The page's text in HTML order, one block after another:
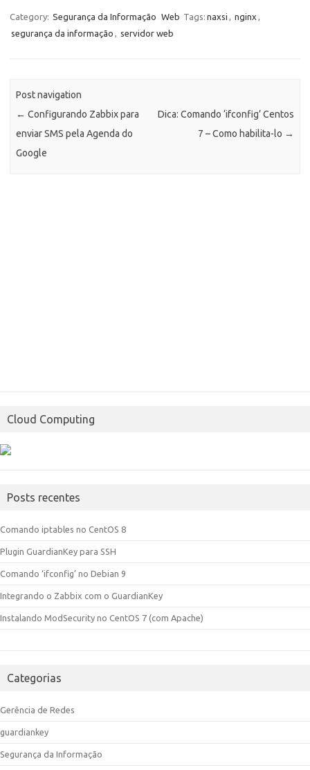
Category: Segurança da Informação Web Tags: naxsi , nginx ,
segurança da informação , servidor web
Post navigation
← Configurando Zabbix para
enviar SMS pela Agenda do
Google
Dica: Comando ‘ifconfig’ Centos
7 – Como habilita-lo →
Cloud Computing
Posts recentes
Comando iptables no CentOS 8
Plugin GuardianKey para SSH
Comando ‘ifconfig’ no Debian 9
Integrando o Zabbix com o GuardianKey
Instalando ModSecurity no CentOS 7 (com Apache)
Categorias
Gerência de Redes
guardiankey
Segurança da Informação